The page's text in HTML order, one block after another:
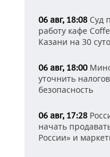
06 авг, 18:08 Суд
работу кафе
Казани на 30
06 авг, 18:00
уточнить
безопасность
06 авг, 17:28
начать
России» и